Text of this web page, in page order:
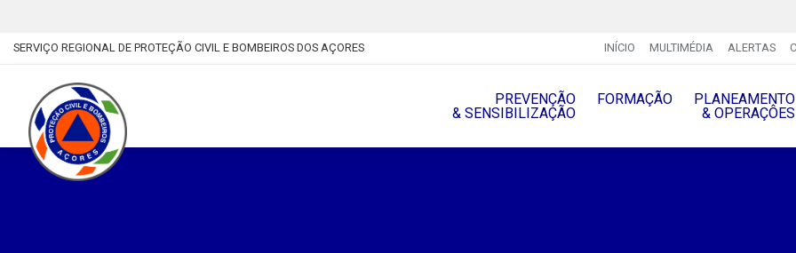
SERVIÇO REGIONAL DE PROTEÇÃO CIVIL E BOMBEIROS DOS AÇORES INÍCIO MULTIMÉDIA ALERTAS
PREVENÇÃO
& SENSIBILIZAÇÃO
FORMAÇÃO
PLANEAMENTO
& OPERAÇÔES